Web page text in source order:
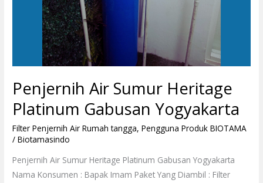
Penjernih Air Sumur Heritage
Platinum Gabusan Yogyakarta
Filter Penjernih Air Rumah tangga,Pengguna Produk BIOTAMA
/Biotamasindo
Penjernih Air Sumur Heritage Platinum Gabusan Yogyakarta
Nama Konsumen : Bapak Imam Paket Yang Diambil : Filter